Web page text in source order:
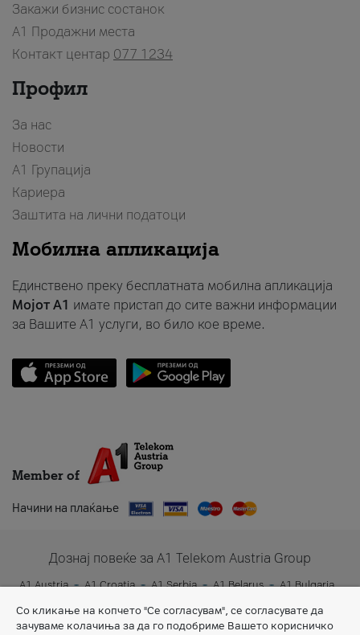
Закажи бизнис состанок
A1 Продажни места
Контакт центар 077 1234
Профил
За нас
Новости
А1 Групација
Кариера
Заштита на лични податоци
Мобилна апликација
Единствено преку бесплатната мобилна апликација
Мојот A1 имате пристап до сите важни информации
за Вашите A1 услуги, во било кое време.
Member of
Начини на плаќање
Дознај повеќе за A1 Telekom Austria Group
A1 Austria A1 Croatia A1 Serbia A1 Belarus
A1 Bulgaria
A1 Slovenia
A1 Digital
Со кликање на копчето "Се согласувам", се согласувате да
зачуваме колачиња за да го подобриме Вашето корисничко